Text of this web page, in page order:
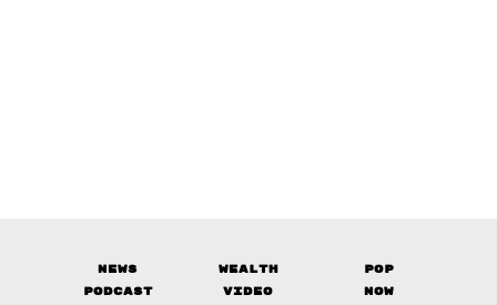
News Wealth
Pop
Podcast
Video
Now